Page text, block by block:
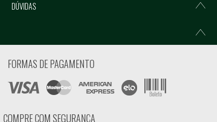
DÚVIDAS
FORMAS DE PAGAMENTO
COMPRE COM SEGURANÇA